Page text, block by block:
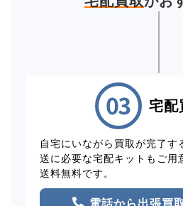
宅配
自宅にいながら買取が完了す
送に必要な宅配キットもご用
送料無料です。
電話から出張買